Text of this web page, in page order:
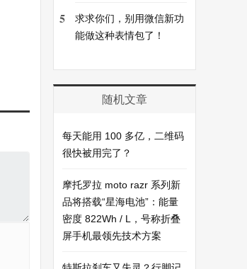
5
求求你们，别用微信新功
能做这种表情包了！
随机文章
每天能用 100 多亿，二维码
很快被用完了？
摩托罗拉 moto razr 系列新
品将搭载“星海电池”：能量
密度 822Wh / L，号称折叠
屏手机最领先技术方案